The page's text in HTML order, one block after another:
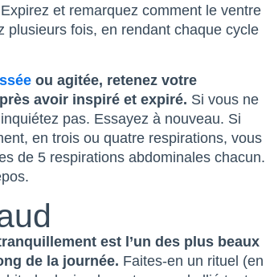
et remarquez comment le ventre
plusieurs fois, en rendant chaque cycle
ou agitée, retenez votre
avoir inspiré et expiré. Si vous ne
pas. Essayez à nouveau. Si
en trois ou quatre respirations, vous
de 5 respirations abdominales chacun.
est l’un des plus beaux
de la journée. Faites-en un rituel (en